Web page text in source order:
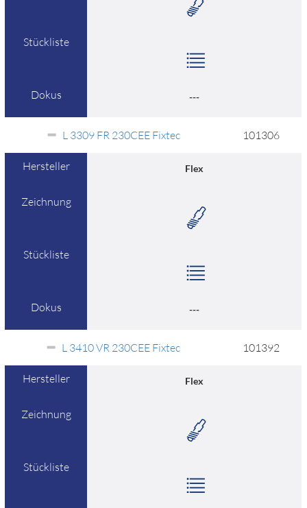
Stückliste
Dokus ---
L 3309 FR 230CEE Fixtec 101306
Hersteller Flex
Zeichnung
Stückliste
Dokus ---
L 3410 VR 230CEE Fixtec 101392
Hersteller Flex
Zeichnung
Stückliste